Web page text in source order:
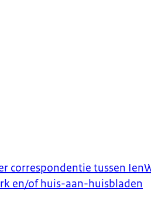
correspondentie tussen
en/of huis-aan-huisbladen